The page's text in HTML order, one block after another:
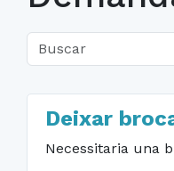
Deixar
Necessitaria una